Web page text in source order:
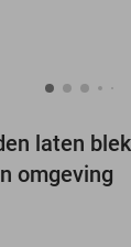
laten
omgeving